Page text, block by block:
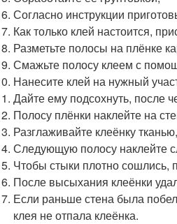
Согласно инструкции
Как только клей настоится,
Разметьте полосы на плёнке
Смажьте полосу клеем с
Нанесите клей на нужный
Дайте ему подсохнуть, после
Полосу плёнки наклейте на
Разглаживайте клеёнку
Следующую полосу наклейте
Чтобы стыки плотно сошлись,
После высыхания клеёнки
Если раньше стена была
клея не отпала клеёнка.